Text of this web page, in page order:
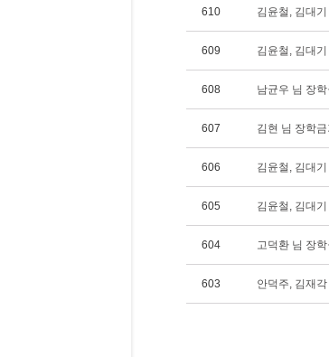
610 김윤철, 김대
609 김윤철, 김대
608 남균우 님 장
607 김현 님 장학
606 김윤철, 김대
605 김윤철, 김대
604 고덕환 님 장
603 안덕주, 김재